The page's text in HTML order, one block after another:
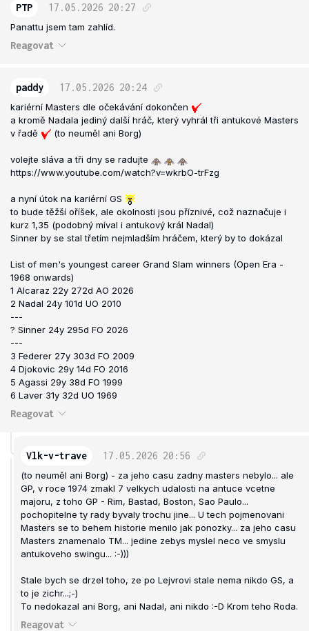
PTP 17.05.2026 20:27
Panattu jsem tam zahlíd.
Reagovat
paddy 17.05.2026 20:24
kariérní Masters dle očekávání dokončen
a kromě Nadala jediný další hráč, který vyhrál tři antukové Masters
v řadě
(to neuměl ani Borg)
volejte sláva a tři dny se radujte
https://www.youtube.com/watch?v=wkrbO-trFzg
a nyní útok na kariérní GS
to bude těžší oříšek, ale okolnosti jsou příznivé, což naznačuje i
kurz 1,35 (podobný míval i antukový král Nadal)
Sinner by se stal třetím nejmladším hráčem, který by to dokázal
List of men's youngest career Grand Slam winners (Open Era -
1968 onwards)
1 Alcaraz 22y 272d AO 2026
2 Nadal 24y 101d UO 2010
---
? Sinner 24y 295d FO 2026
---
3 Federer 27y 303d FO 2009
4 Djokovic 29y 14d FO 2016
5 Agassi 29y 38d FO 1999
6 Laver 31y 32d UO 1969
Reagovat
Vlk-v-trave 17.05.2026 20:56
(to neuměl ani Borg) - za jeho casu zadny masters nebylo... ale
GP, v roce 1974 zmakl 7 velkych udalosti na antuce vcetne
majoru, z toho GP - Rim, Bastad, Boston, Sao Paulo...
pochopitelne ty rady byvaly trochu jine... U tech pojmenovani
Masters se to behem historie menilo jak ponozky... za jeho casu
Masters znamenalo TM... jedine zebys myslel neco ve smyslu
antukoveho swingu... :-)))
Stale bych se drzel toho, ze po Lejvrovi stale nema nikdo GS, a
to je zichr...;-)
To nedokazal ani Borg, ani Nadal, ani nikdo :-D Krom teho Roda.
Reagovat